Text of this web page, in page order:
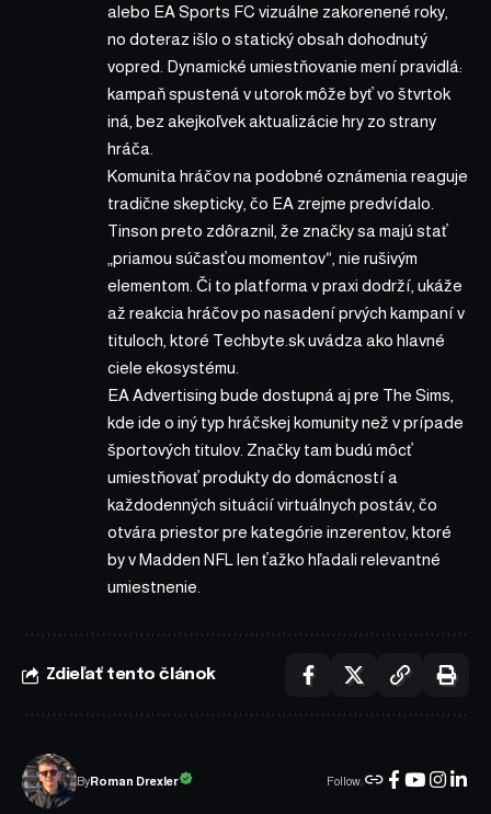
alebo EA Sports FC vizuálne zakorenené roky,
no doteraz išlo o statický obsah dohodnutý
vopred. Dynamické umiestňovanie mení pravidlá:
kampaň spustená v utorok môže byť vo štvrtok
iná, bez akejkoľvek aktualizácie hry zo strany
hráča.
Komunita hráčov na podobné oznámenia reaguje
tradične skepticky, čo EA zrejme predvídalo.
Tinson preto zdôraznil, že značky sa majú stať
„priamou súčasťou momentov“, nie rušivým
elementom. Či to platforma v praxi dodrží, ukáže
až reakcia hráčov po nasadení prvých kampaní v
tituloch, ktoré Techbyte.sk uvádza ako hlavné
ciele ekosystému.
EA Advertising bude dostupná aj pre The Sims,
kde ide o iný typ hráčskej komunity než v prípade
športových titulov. Značky tam budú môcť
umiestňovať produkty do domácností a
každodenných situácií virtuálnych postáv, čo
otvára priestor pre kategórie inzerentov, ktoré
by v Madden NFL len ťažko hľadali relevantné
umiestnenie.
Zdieľať tento článok
ByRoman Drexler Follow: